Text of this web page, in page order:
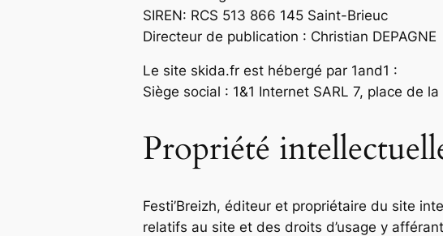
SIREN: RCS 513 866 145 Saint-Brieuc
Directeur de publication : Christian DEPAGNE
Le site skida.fr est hébergé par 1and1 :
Siège social : 1&1 Internet SARL 7, place de
Propriété
Festi’Breizh, éditeur et propriétaire du site
relatifs au site et des droits d’usage y